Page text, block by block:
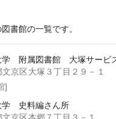
書館の一覧です。
学 附属図書館 大塚サービ
京区大塚３丁目２９－１
]
学 史料編さん所
京区本郷７丁目３－１